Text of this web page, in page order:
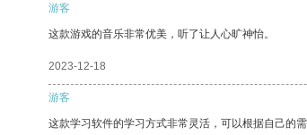
游客
这款游戏的音乐非常优美，听了让人心旷神怡。
2023-12-18
游客
这款学习软件的学习方式非常灵活，可以根据自己的